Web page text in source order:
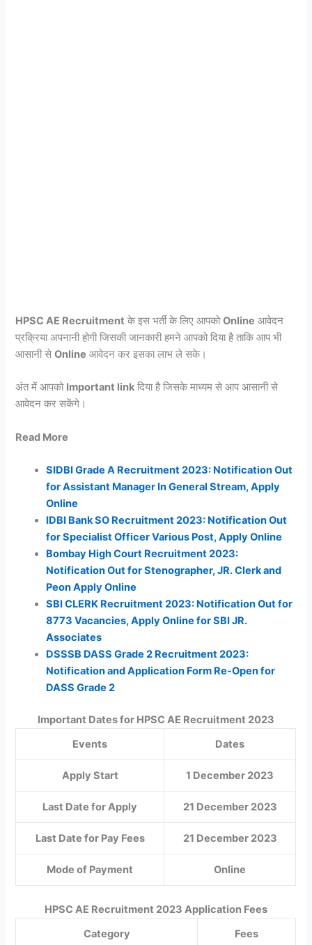
HPSC AE Recruitment के इस भर्ती के लिए आपकोOnline आवेदन
प्रक्रिया अपनानी होगी जिसकी जानकारी हमने आपको दिया है ताकि आप भी
आसानी सेOnline आवेदन कर इसका लाभ ले सके।
अंत में आपको Important link दिया है जिसके माध्यम से आप आसानी से
आवेदन कर सकेंगे।
Read More
SIDBI Grade A Recruitment 2023: Notification Out
for Assistant Manager In General Stream, Apply
Online
IDBI Bank SO Recruitment 2023: Notification Out
for Specialist Officer Various Post, Apply Online
Bombay High Court Recruitment 2023:
Notification Out for Stenographer, JR. Clerk and
Peon Apply Online
SBI CLERK Recruitment 2023: Notification Out for
8773 Vacancies, Apply Online for SBI JR.
Associates
DSSSB DASS Grade 2 Recruitment 2023:
Notification and Application Form Re-Open for
DASS Grade 2
Important Dates for HPSC AE Recruitment 2023
Events
Dates
Apply Start 1 December 2023
Last Date for Apply 21 December 2023
Last Date for Pay Fees 21 December 2023
Mode of Payment Online
HPSC AE Recruitment 2023 Application Fees
Category
Fees